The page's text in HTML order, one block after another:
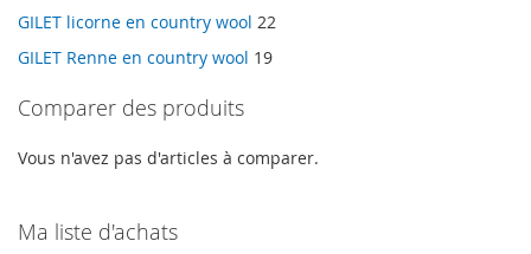
GILET licorne en country wool 22
GILET Renne en country wool 19
Comparer des produits
Vous n'avez pas d'articles à comparer.
Ma liste d'achats